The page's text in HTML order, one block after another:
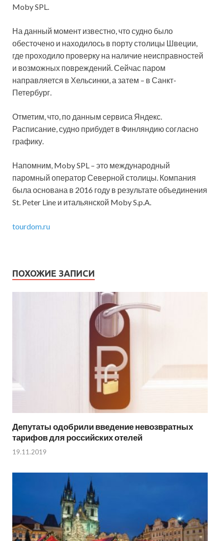
Moby SPL.
На данный момент известно, что судно было
обесточено и находилось в порту столицы Швеции,
где проходило проверку на наличие неисправностей
и возможных повреждений. Сейчас паром
направляется в Хельсинки, а затем – в Санкт-
Петербург.
Отметим, что, по данным сервиса Яндекс.
Расписание, судно прибудет в Финляндию согласно
графику.
Напомним, Moby SPL – это международный
паромный оператор Северной столицы. Компания
была основана в 2016 году в результате объединения
St. Peter Line и итальянской Moby S.p.A.
tourdom.ru
ПОХОЖИЕ ЗАПИСИ
Депутаты одобрили введение невозвратных
тарифов для российских отелей
19.11.2019